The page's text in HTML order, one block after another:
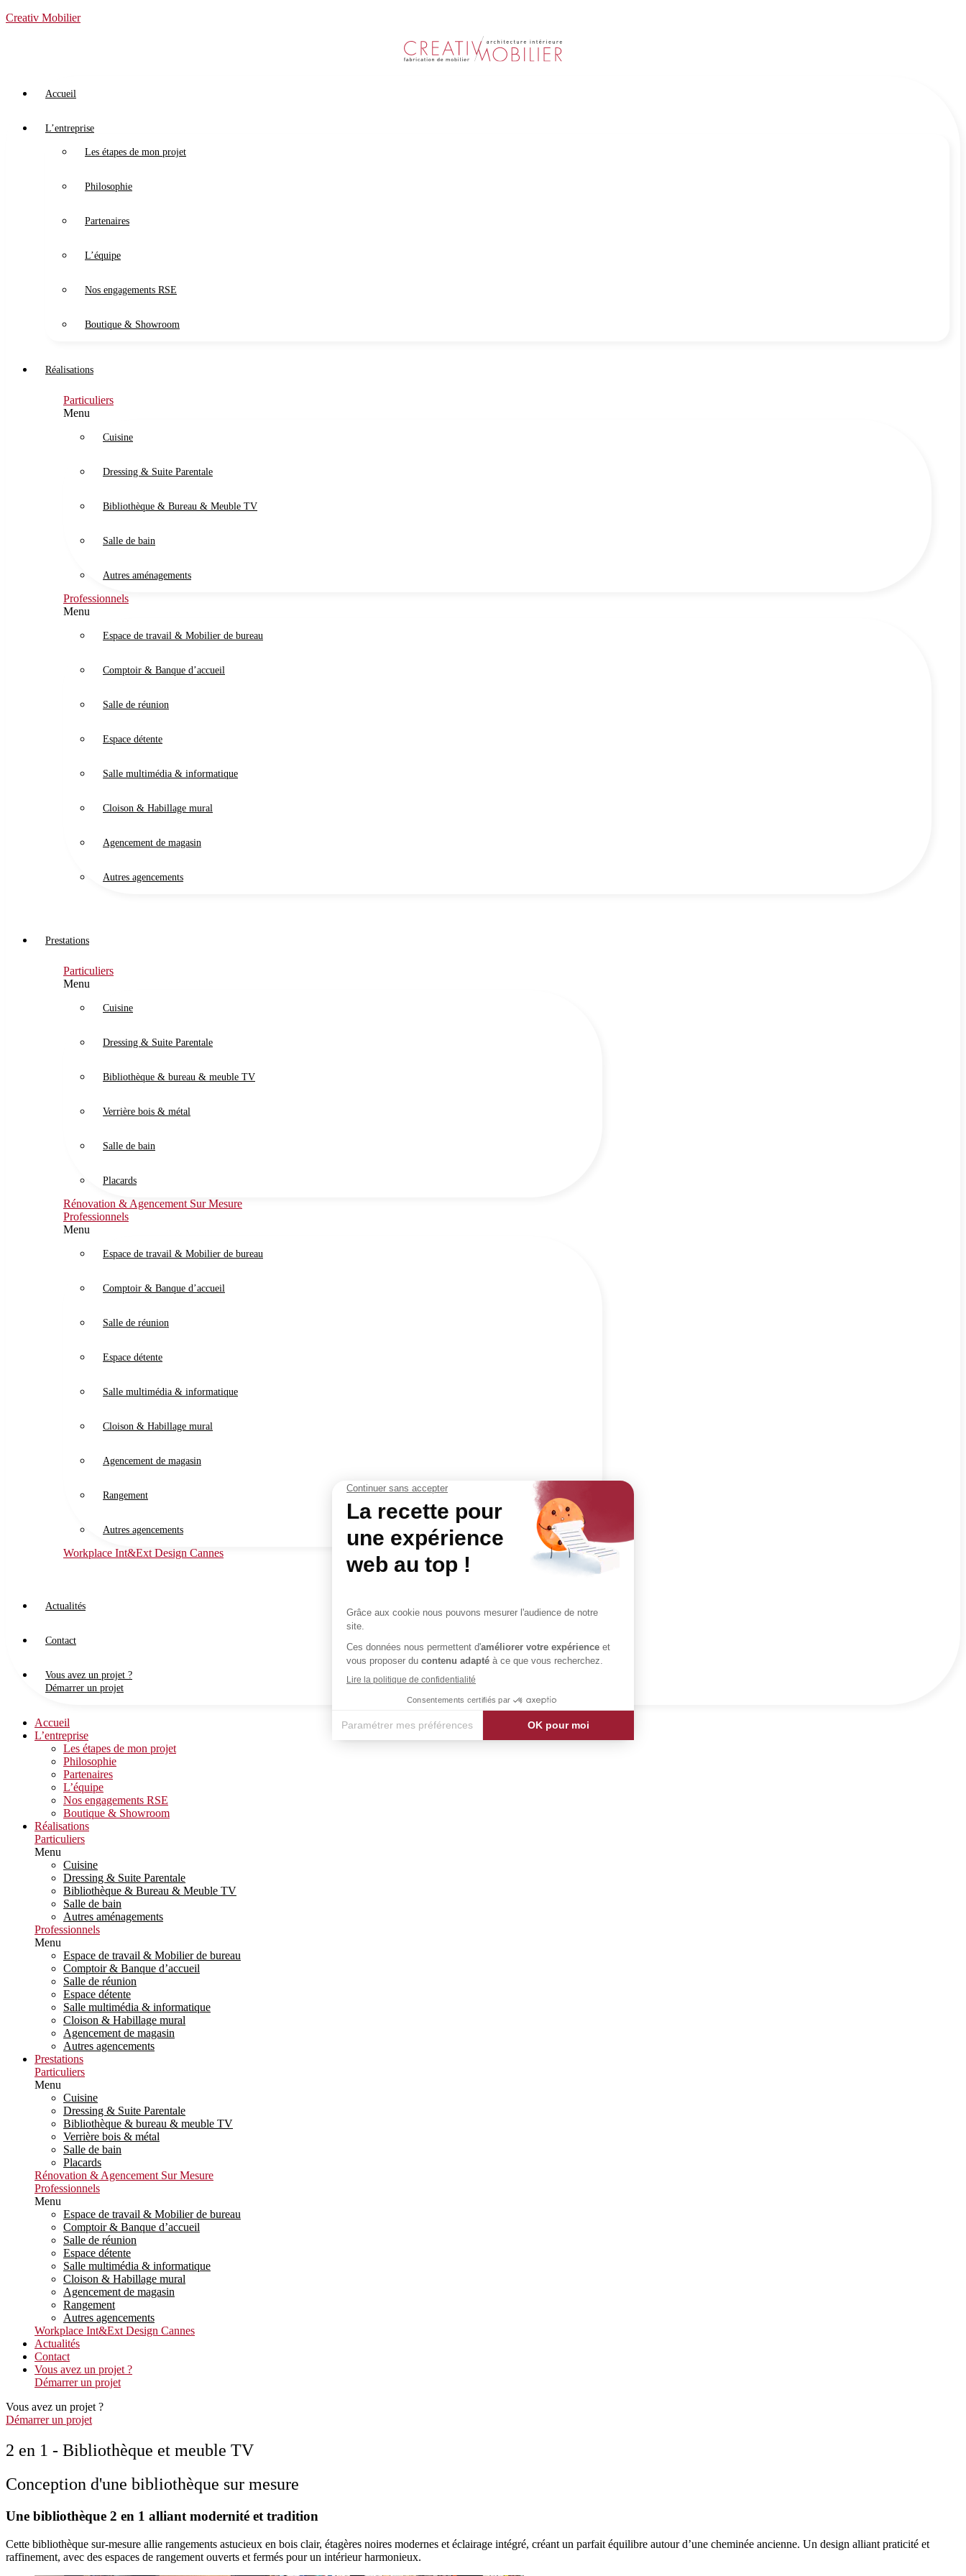
Creativ Mobilier
Accueil
L’entreprise
Les étapes de mon projet
Philosophie
Partenaires
L’équipe
Nos engagements RSE
Boutique & Showroom
Réalisations
Particuliers
Menu
Cuisine
Dressing & Suite Parentale
Bibliothèque & Bureau & Meuble TV
Salle de bain
Autres aménagements
Professionnels
Menu
Espace de travail & Mobilier de bureau
Comptoir & Banque d’accueil
Salle de réunion
Espace détente
Salle multimédia & informatique
Cloison & Habillage mural
Agencement de magasin
Autres agencements
Prestations
Particuliers
Menu
Cuisine
Dressing & Suite Parentale
Bibliothèque & bureau & meuble TV
Verrière bois & métal
Salle de bain
Placards
Rénovation & Agencement Sur Mesure
Professionnels
Menu
Espace de travail & Mobilier de bureau
Comptoir & Banque d’accueil
Salle de réunion
Espace détente
Salle multimédia & informatique
Cloison & Habillage mural
Agencement de magasin
Rangement
Autres agencements
Workplace Int&Ext Design Cannes
Actualités
Contact
Vous avez un projet ?
Démarrer un projet
Accueil
L’entreprise
Les étapes de mon projet
Philosophie
Partenaires
L’équipe
Nos engagements RSE
Boutique & Showroom
Réalisations
Particuliers
Menu
Cuisine
Dressing & Suite Parentale
Bibliothèque & Bureau & Meuble TV
Salle de bain
Autres aménagements
Professionnels
Menu
Espace de travail & Mobilier de bureau
Comptoir & Banque d’accueil
Salle de réunion
Espace détente
Salle multimédia & informatique
Cloison & Habillage mural
Agencement de magasin
Autres agencements
Prestations
Particuliers
Menu
Cuisine
Dressing & Suite Parentale
Bibliothèque & bureau & meuble TV
Verrière bois & métal
Salle de bain
Placards
Rénovation & Agencement Sur Mesure
Professionnels
Menu
Espace de travail & Mobilier de bureau
Comptoir & Banque d’accueil
Salle de réunion
Espace détente
Salle multimédia & informatique
Cloison & Habillage mural
Agencement de magasin
Rangement
Autres agencements
Workplace Int&Ext Design Cannes
Actualités
Contact
Vous avez un projet ?
Démarrer un projet
Vous avez un projet ?
Démarrer un projet
2 en 1 - Bibliothèque et meuble TV
Conception d'une bibliothèque sur mesure
Une bibliothèque 2 en 1 alliant modernité et tradition
Cette bibliothèque sur-mesure allie rangements astucieux en bois clair, étagères noires modernes et éclairage intégré, créant un parfait équilibre autour d’une cheminée ancienne. Un design alliant praticité et
raffinement, avec des espaces de rangement ouverts et fermés pour un intérieur harmonieux.